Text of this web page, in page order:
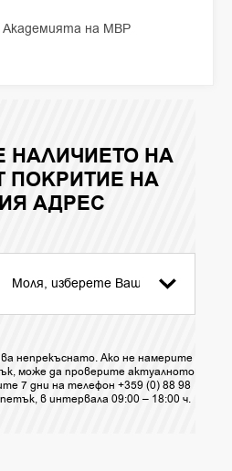
на МВР
НАЛИЧИЕТО НА
ПОКРИТИЕ НА
АДРЕС
непрекъснато. Ако не намерите
може да проверите актуалното
7 дни на телефон +359 (0) 88 98
в интервала 09:00 – 18:00 ч.